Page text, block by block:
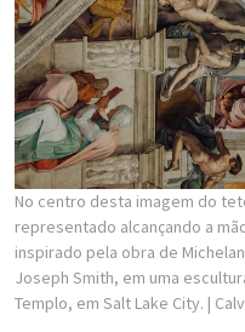
No centro desta imagem do
representado alcançando a
inspirado pela obra de
Joseph Smith, em uma
Templo, em Salt Lake City. |